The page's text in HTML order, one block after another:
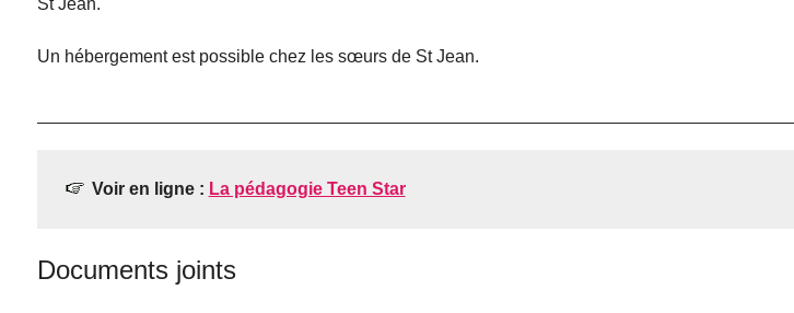
St Jean.
Un hébergement est possible chez les sœurs de St Jean.
Voir en ligne : La pédagogie Teen Star
Documents joints